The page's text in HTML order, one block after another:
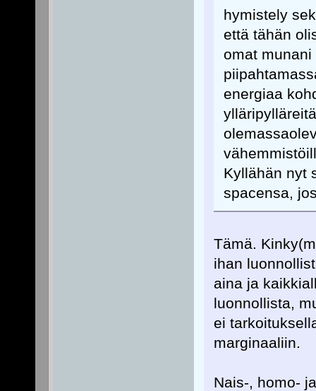
hymistely
että tähän
omat
energiaa
Kyllähän nyt
spacensa,
Tämä.
ihan
aina ja
luonnollista,
ei
marginaaliin.
Nais-, homo-